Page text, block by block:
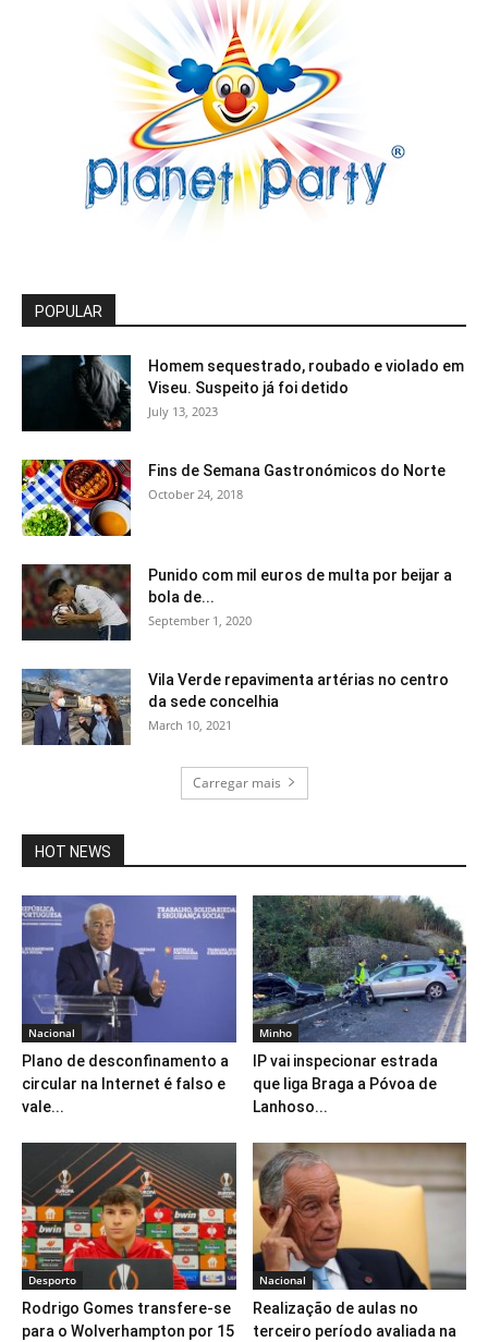
POPULAR
Homem sequestrado, roubado e violado em
Viseu. Suspeito já foi detido
July 13, 2023
Fins de Semana Gastronómicos do Norte
October 24, 2018
Punido com mil euros de multa por beijar a
bola de...
September 1, 2020
Vila Verde repavimenta artérias no centro
da sede concelhia
March 10, 2021
Carregar mais
HOT NEWS
Nacional
Plano de desconfinamento a
circular na Internet é falso e
vale...
Minho
IP vai inspecionar estrada
que liga Braga a Póvoa de
Lanhoso...
Desporto
Rodrigo Gomes transfere-se
para o Wolverhampton por 15
Nacional
Realização de aulas no
terceiro período avaliada na